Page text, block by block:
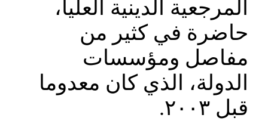
المرجعية الدينية العليا،
حاضرة في كثير من
مفاصل ومؤسسات
الدولة، الذي كان معدوما
قبل ٢٠٠٣.